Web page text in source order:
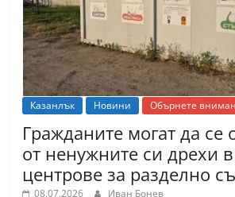
Казанлък Новини Обърнете
Гражданите могат да се
от ненужните си дрехи
центрове за разделно
08.07.2026 Иван Бонев